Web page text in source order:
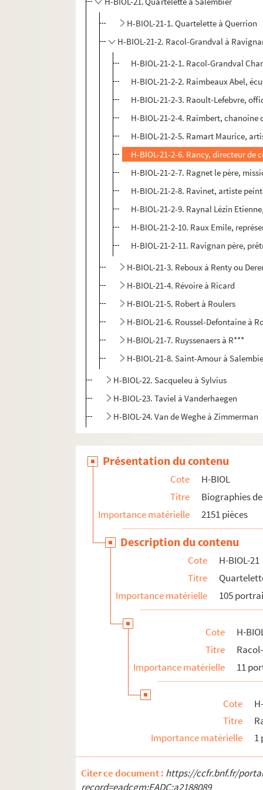
H-BIOL-21-1. Quartelette à Querrion
H-BIOL-21-2. Racol-Grandval à
H-BIOL-21-2-1. Racol-Grandval
H-BIOL-21-2-2. Raimbeaux Abel,
H-BIOL-21-2-3. Raoult-Lefebvre,
H-BIOL-21-2-4. Raimbert,
H-BIOL-21-2-5. Ramart Maurice,
H-BIOL-21-2-6. Rancy, directeur de
H-BIOL-21-2-7. Ragnet le père,
H-BIOL-21-2-8. Ravinet, artiste
H-BIOL-21-2-9. Raynal Lézin
H-BIOL-21-2-10. Raux Emile,
H-BIOL-21-2-11. Ravignan père,
H-BIOL-21-3. Reboux à Renty ou
H-BIOL-21-4. Révoire à Ricard
H-BIOL-21-5. Robert à Roulers
H-BIOL-21-6. Roussel-Defontaine à
H-BIOL-21-7. Ruyssenaers à R***
H-BIOL-21-8. Saint-Amour à
H-BIOL-22. Sacqueleu à Sylvius
H-BIOL-23. Taviel à Vanderhaegen
H-BIOL-24. Van de Weghe à Zimmerman
Présentation du contenu
Cote
H-BIOL
Titre
Biographies
Importance matérielle
2151 pièces
Description du contenu
Cote
H-BIOL-21
Titre
Importance matérielle
105
Cote
H-
Titre
Importance matérielle
11
Cote
Titre
Importance matérielle
1
Citer ce document : https://ccfr.bnf.fr/
record=eadcgm:EADC:a2188089